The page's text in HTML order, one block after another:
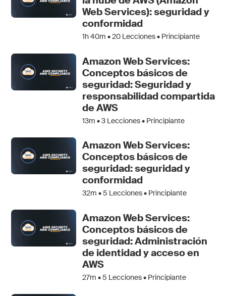
Web Services): seguridad y
conformidad
1h 40m •20 Lecciones • Principiante
Amazon Web Services:
Conceptos básicos de
seguridad: Seguridad y
responsabilidad compartida
de AWS
13m •3 Lecciones • Principiante
Amazon Web Services:
Conceptos básicos de
seguridad: seguridad y
conformidad
32m •5 Lecciones • Principiante
Amazon Web Services:
Conceptos básicos de
seguridad: Administración
de identidad y acceso en
AWS
27m •5 Lecciones • Principiante